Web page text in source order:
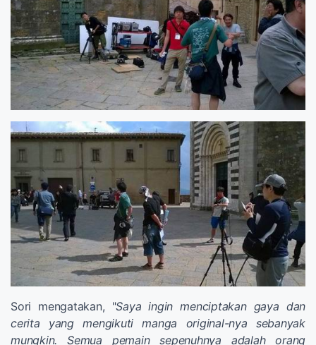
Sori mengatakan, "Saya ingin menciptakan gaya dan
cerita yang mengikuti manga original-nya sebanyak
mungkin. Semua pemain sepenuhnya adalah orang